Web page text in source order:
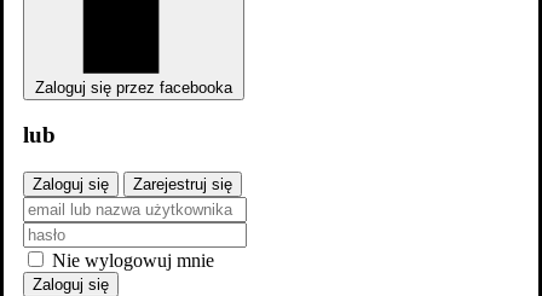
Korowód
Filmografia
Zaloguj się przez facebooka
lub
Zaloguj się Zarejestruj się
Nie wylogowuj mnie
Zaloguj się